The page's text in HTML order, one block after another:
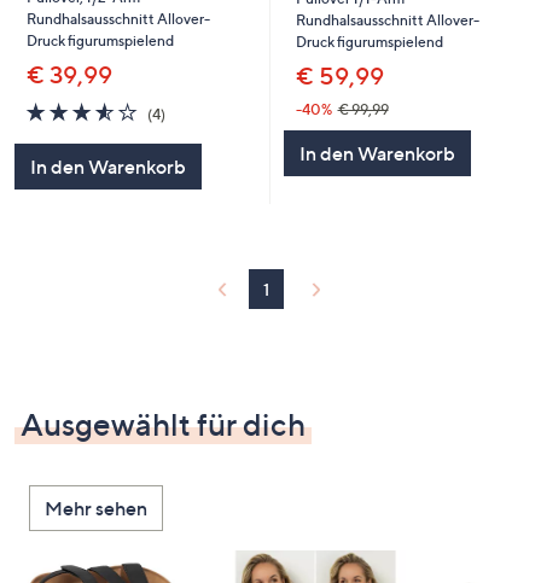
Rundhalsausschnitt Allover-
Druck figurumspielend
€ 39,99
3.5
von
(4)4
In den Warenkorb
Rundhalsausschnitt Allover-
Druck figurumspielend
€ 59,99
-40% € 99,99
In den Warenkorb
1
Ausgewählt für dich
Mehr sehen